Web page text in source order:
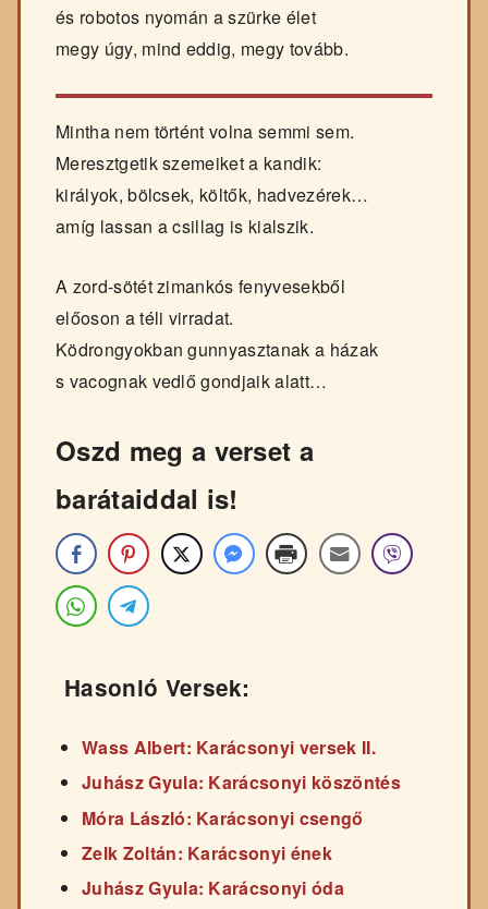
és robotos nyomán a szürke élet
megy úgy, mind eddig, megy tovább.
Mintha nem történt volna semmi sem.
Meresztgetik szemeiket a kandik:
királyok, bölcsek, költők, hadvezérek…
amíg lassan a csillag is kialszik.
A zord-sötét zimankós fenyvesekből
előoson a téli virradat.
Ködrongyokban gunnyasztanak a házak
s vacognak vedlő gondjaik alatt…
Oszd meg a verset a
barátaiddal is!
Hasonló Versek:
Wass Albert: Karácsonyi versek II.
Juhász Gyula: Karácsonyi köszöntés
Móra László: Karácsonyi csengő
Zelk Zoltán: Karácsonyi ének
Juhász Gyula: Karácsonyi óda